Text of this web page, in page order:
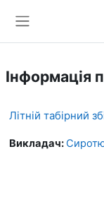
Інформація
Літній табірний
Викладач: